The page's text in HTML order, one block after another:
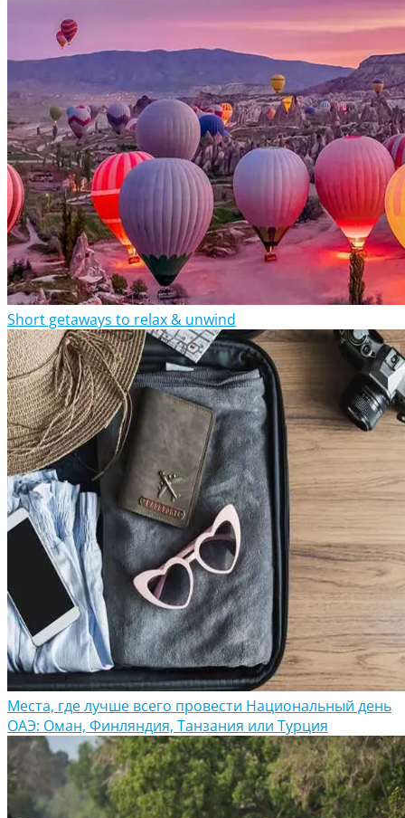
Short getaways to relax & unwind
Места, где лучше всего провести Национальный день
ОАЭ: Оман, Финляндия, Танзания или Турция